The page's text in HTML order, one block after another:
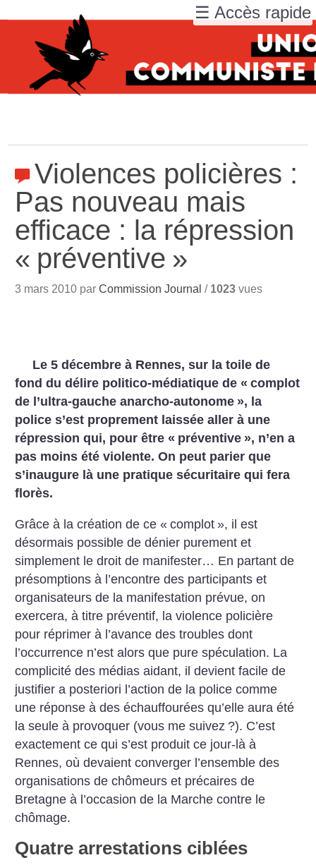
Violences policières :
Pas nouveau mais
efficace : la répression
« préventive »
3 mars 2010 parCommission Journal / 1023 vues
Le 5 décembre à Rennes, sur la toile de
fond du délire politico-médiatique de « complot
de l’ultra-gauche anarcho-autonome », la
police s’est proprement laissée aller à une
répression qui, pour être « préventive », n’en a
pas moins été violente. On peut parier que
s’inaugure là une pratique sécuritaire qui fera
florès.
Grâce à la création de ce « complot », il est
désormais possible de dénier purement et
simplement le droit de manifester… En partant de
présomptions à l’encontre des participants et
organisateurs de la manifestation prévue, on
exercera, à titre préventif, la violence policière
pour réprimer à l’avance des troubles dont
l’occurrence n’est alors que pure spéculation. La
complicité des médias aidant, il devient facile de
justifier a posteriori l’action de la police comme
une réponse à des échauffourées qu’elle aura été
la seule à provoquer (vous me suivez ?). C’est
exactement ce qui s’est produit ce jour-là à
Rennes, où devaient converger l’ensemble des
organisations de chômeurs et précaires de
Bretagne à l’occasion de la Marche contre le
chômage.
Quatre arrestations ciblées
☰ Accès rapide